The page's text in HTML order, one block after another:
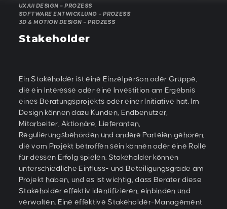
UX/UI DESIGN – PROZESS
SOFTWARE ENTWICKLUNG – PROZESS
3D & MOTION DESIGN – PROZESS
Stakeholder
Ein Stakeholder ist eine Einzelperson oder Gruppe,
die ein Interesse oder eine Investition am Ergebnis
eines Beratungsprojekts oder einer Initiative hat. Im
Design können dazu Kunden, Endbenutzer,
Mitarbeiter, Aktionäre, Lieferanten,
Regulierungsbehörden und andere Parteien gehören,
die vom Projekt betroffen sein können oder eine Rolle
für dessen Erfolg spielen. Stakeholder können
unterschiedliche Einfluss- und Beteiligungsgrade am
Projekt haben, und es ist wichtig, dass Berater diese
Stakeholder effektiv identifizieren, einbinden und
verwalten. Eine effektive Stakeholder-Management